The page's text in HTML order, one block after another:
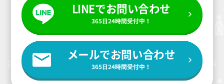
LINEでお問い合わせ
365日24時間受付中！
メールでお問い合わせ
365日24時間受付中！